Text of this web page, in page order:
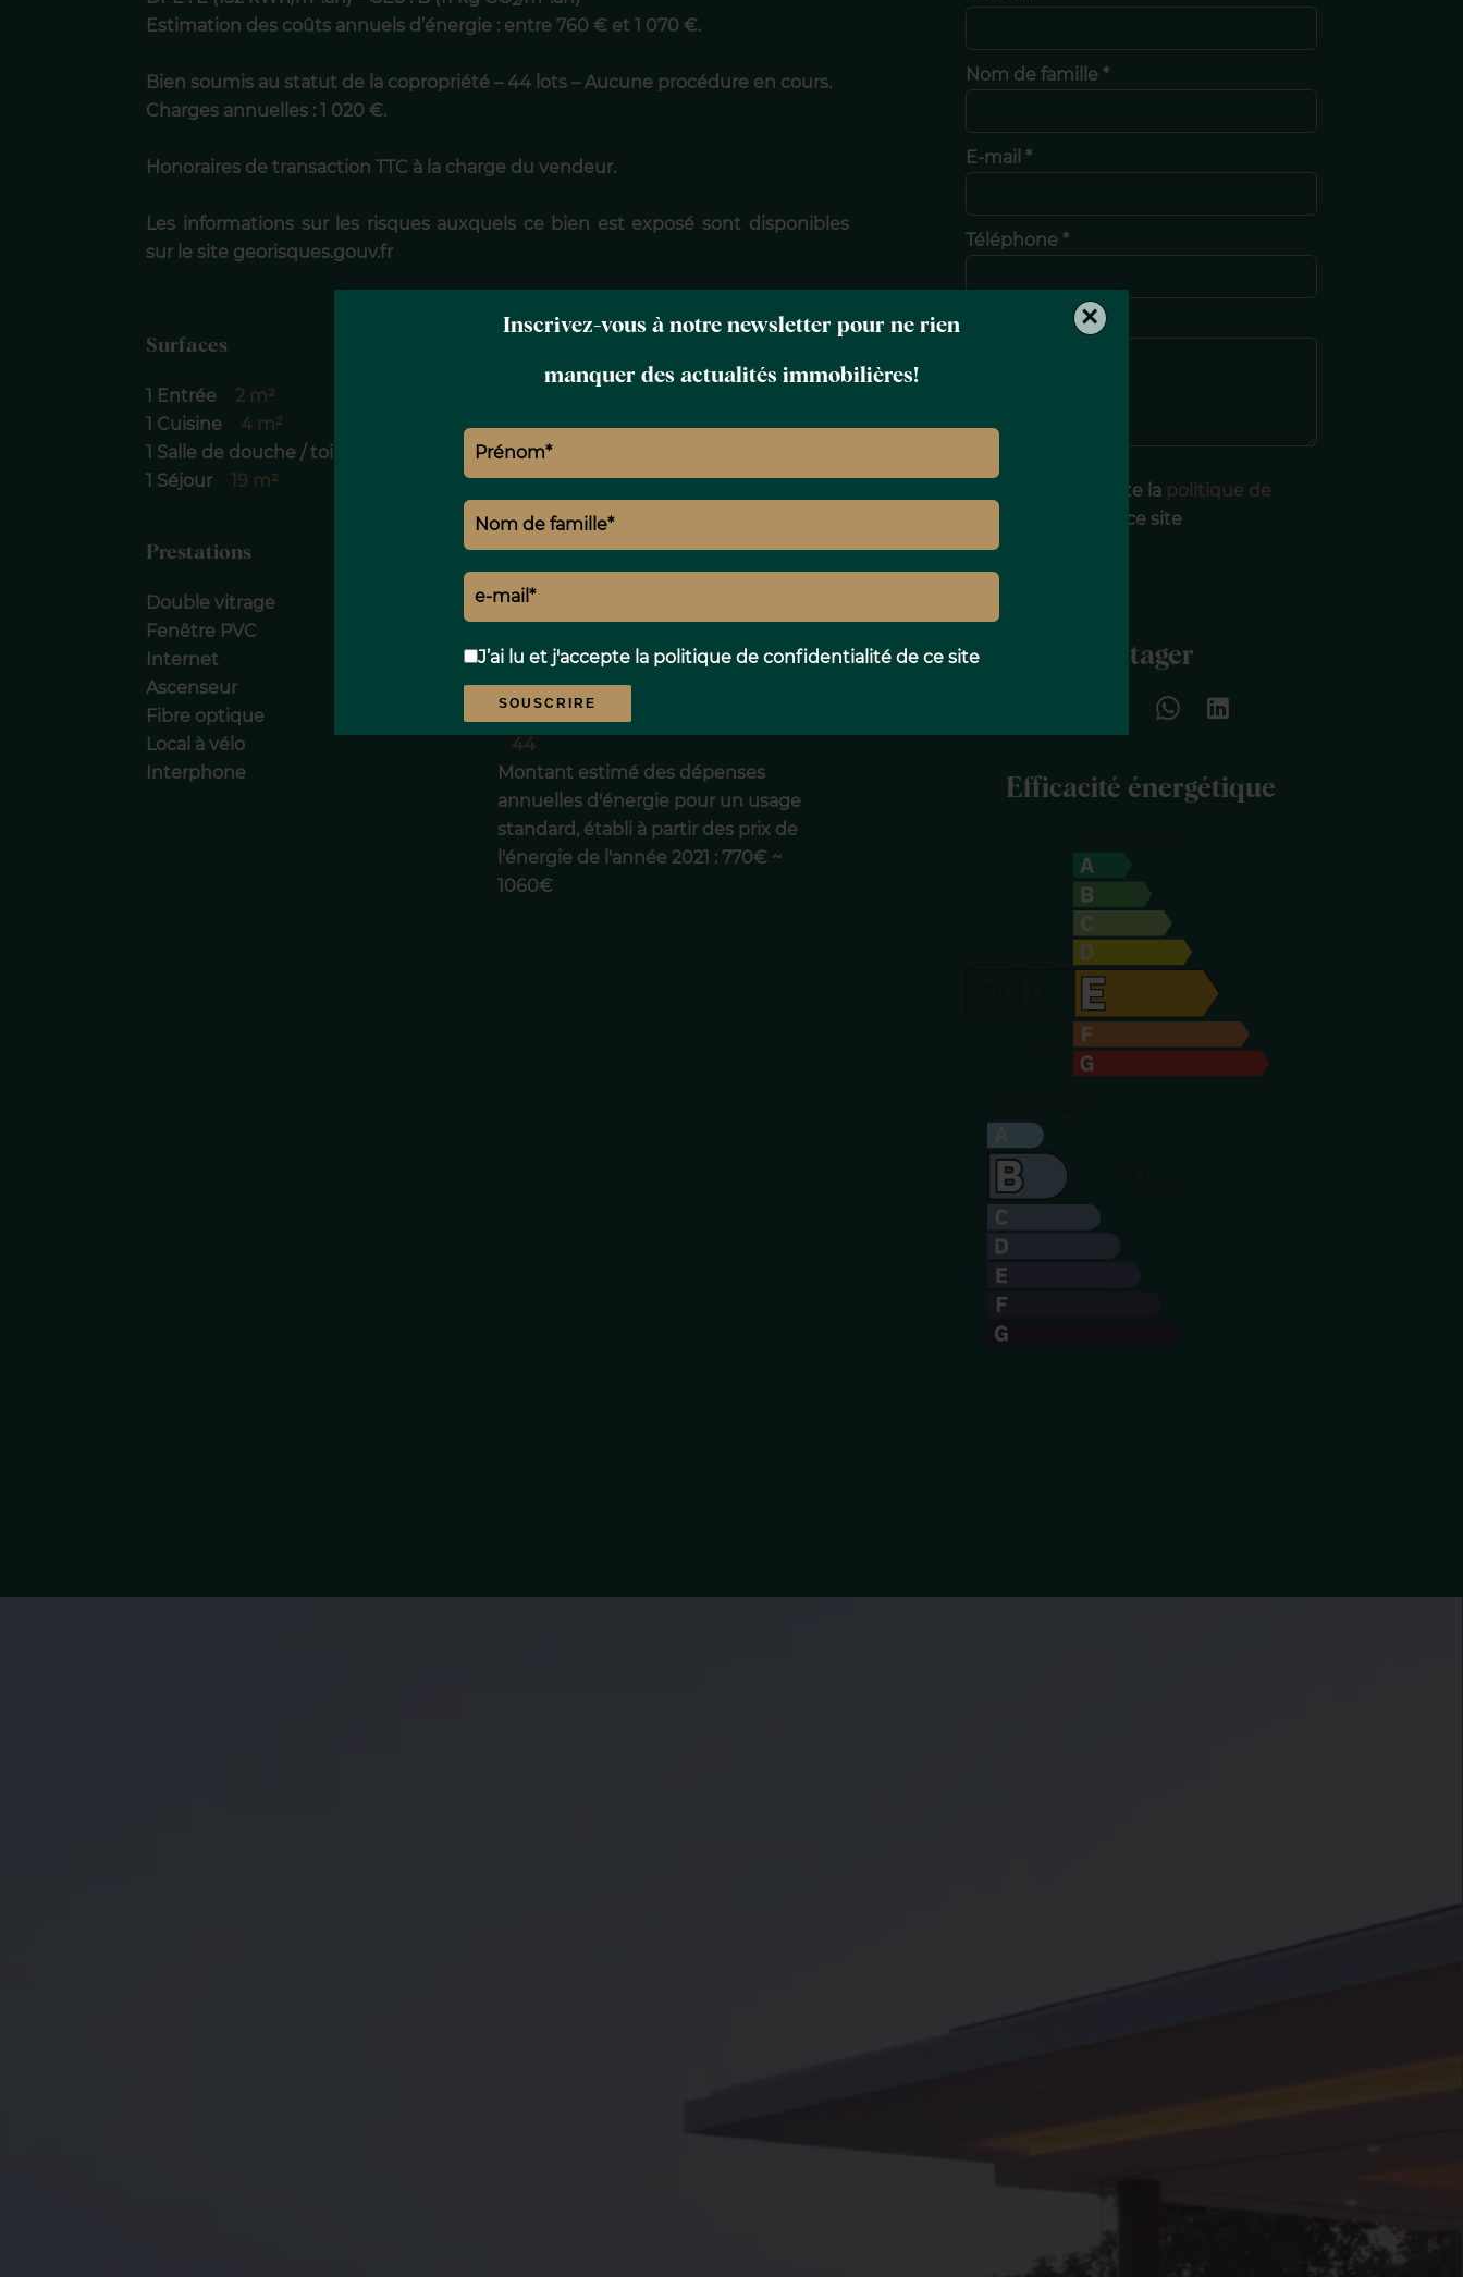
Inscrivez-vous à notre newsletter pour ne rien
manquer des actualités immobilières!
J’ai lu et j'accepte la politique de confidentialité de ce site
SOUSCRIRE
×
Estimation des coûts annuels d’énergie : entre 760 € et 1 070 €.
Bien soumis au statut de la copropriété – 44 lots – Aucune procédure en cours.
Charges annuelles : 1 020 €.
Honoraires de transaction TTC à la charge du vendeur.
Les informations sur les risques auxquels ce bien est exposé sont disponibles
sur le site georisques.gouv.fr
Surfaces
1 Entrée
2 m²
1 Cuisine
4 m²
1 Salle de douche / toilettes
1 Séjour
19 m²
Prestations
Double vitrage
Fenêtre PVC
Internet
Ascenseur
Fibre optique
Local à vélo
Interphone
Mentions légales
Honoraires à la charge du vendeur
Taxe foncière
550 € / an
Charges de copropriété
44
Montant estimé des dépenses
annuelles d'énergie pour un usage
standard, établi à partir des prix de
l'énergie de l'année 2021 : 770€ ~
1060€
Nom de famille *
E-mail *
Téléphone *
J’ai lu et j'accepte la politique de
de ce site
Partager
Efficacité énergétique